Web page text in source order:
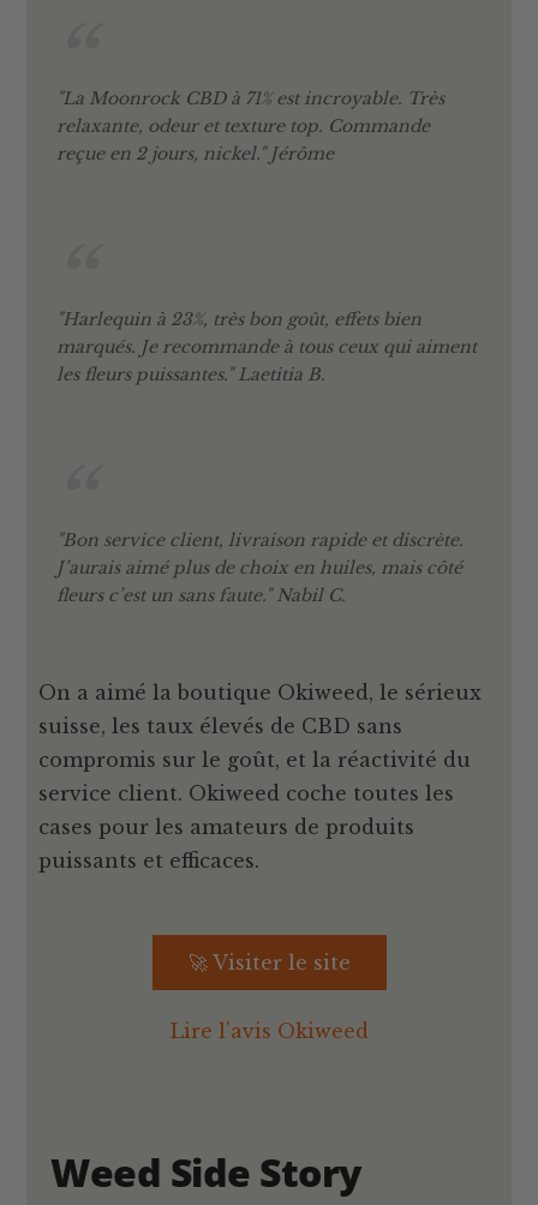
"La Moonrock CBD à 71% est incroyable. Très
relaxante, odeur et texture top. Commande
reçue en 2 jours, nickel." Jérôme
"Harlequin à 23%, très bon goût, effets bien
marqués. Je recommande à tous ceux qui aiment
les fleurs puissantes." Laetitia B.
"Bon service client, livraison rapide et discrète.
J’aurais aimé plus de choix en huiles, mais côté
fleurs c’est un sans faute." Nabil C.
On a aimé la boutique Okiweed, le sérieux
suisse, les taux élevés de CBD sans
compromis sur le goût, et la réactivité du
service client. Okiweed coche toutes les
cases pour les amateurs de produits
puissants et efficaces.
🚀 Visiter le site
Lire l’avis Okiweed
Weed Side Story